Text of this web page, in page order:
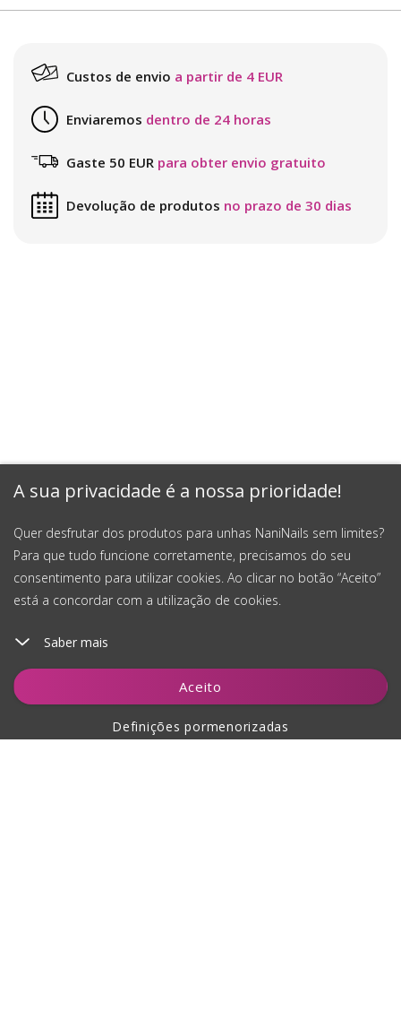
A sua privacidade é a nossa prioridade!
Quer desfrutar dos produtos para unhas NaniNails sem limites?
Para que tudo funcione corretamente, precisamos do seu
consentimento para utilizar cookies. Ao clicar no botão “Aceito”
está a concordar com a utilização de cookies.
Saber mais
Aceito
Definições pormenorizadas
Adicionar ao carrinho
Custos de envio a partir de 4 EUR
Enviaremos dentro de 24 horas
Gaste 50 EUR para obter envio gratuito
Devolução de produtos no prazo de 30 dias